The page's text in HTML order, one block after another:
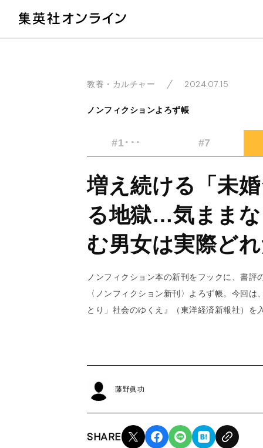
教養・カルチャー 2024.07.15
ノンフィクションよろず帳
#1･･･ #7
増え続ける「未
る地獄…気まま
む男女は実際ど
ノンフィクション本の新刊をフックに、書
〈ノンフィクション新刊〉よろず帳。今回
とり」社会のゆくえ』（東洋経済新報社）
藤野眞功
SHARE